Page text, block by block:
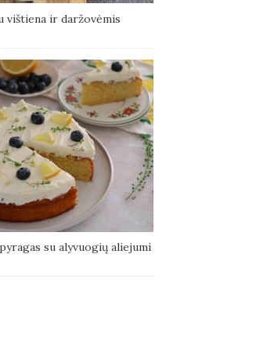
vištiena ir daržovėmis
su alyvuogių aliejumi